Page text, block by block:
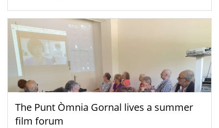
The Punt Òmnia Gornal lives a summer
film forum